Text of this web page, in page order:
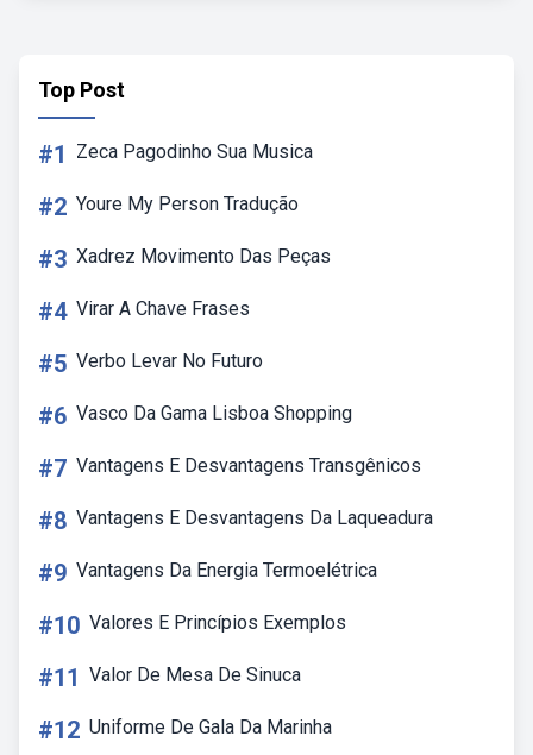
Top Post
#1 Zeca Pagodinho Sua Musica
#2 Youre My Person Tradução
#3 Xadrez Movimento Das Peças
#4 Virar A Chave Frases
#5 Verbo Levar No Futuro
#6 Vasco Da Gama Lisboa Shopping
#7 Vantagens E Desvantagens Transgênicos
#8 Vantagens E Desvantagens Da Laqueadura
#9 Vantagens Da Energia Termoelétrica
#10 Valores E Princípios Exemplos
#11 Valor De Mesa De Sinuca
#12 Uniforme De Gala Da Marinha